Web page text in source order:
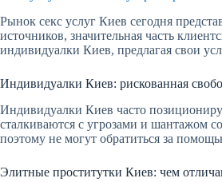
Рынок секс услуг Киев сегодня
источников, значительная часть
индивидуалки Киев, предлагая свои
Индивидуалки Киев: рискованная
Индивидуалки Киев часто
сталкиваются с угрозами и шантажом
поэтому не могут обратиться за
Элитные проститутки Киев: чем